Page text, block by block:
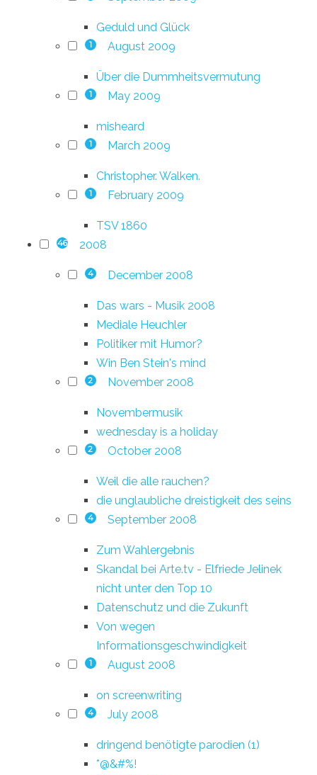
Geduld und Glück
1 August 2009
Über die Dummheitsvermutung
1 May 2009
misheard
1 March 2009
Christopher. Walken.
1 February 2009
TSV 1860
46 2008
4 December 2008
Das wars - Musik 2008
Mediale Heuchler
Politiker mit Humor?
Win Ben Stein's mind
2 November 2008
Novembermusik
wednesday is a holiday
2 October 2008
Weil die alle rauchen?
die unglaubliche dreistigkeit des seins
4 September 2008
Zum Wahlergebnis
Skandal bei Arte.tv - Elfriede Jelinek
nicht unter den Top 10
Datenschutz und die Zukunft
Von wegen
Informationsgeschwindigkeit
1 August 2008
on screenwriting
4 July 2008
dringend benötigte parodien (1)
*@&#%!